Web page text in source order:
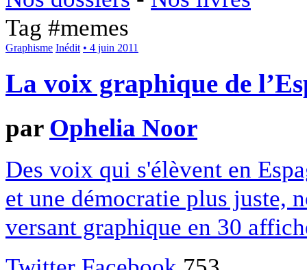
Tag #memes
Graphisme Inédit • 4 juin 2011
La voix graphique de
par Ophelia Noor
Des voix qui s'élèvent en
et une démocratie plus juste,
versant graphique en 30